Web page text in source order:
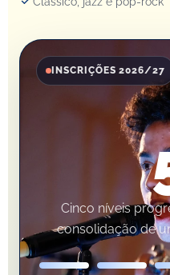
INSCRIÇÕES 2026/27
Cinco níveis
consolidação de